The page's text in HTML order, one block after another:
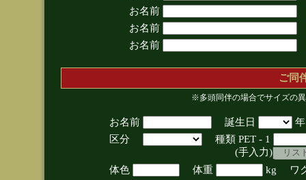
お名前
お名前
お名前
ご同
※多頭同伴の場合でサイズの
お名前 誕生日
区分
種類 PET - 1
(手入力)
体色
体重 kg ワ